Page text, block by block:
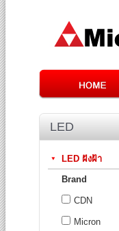
LED
LED ฝังฝ้า
Brand
CDN
Micron